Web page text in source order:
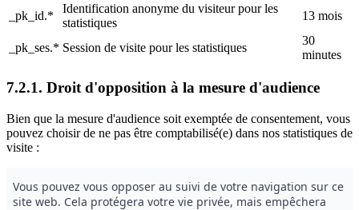
_pk_id.*
Identification anonyme du visiteur pour les
statistiques
13 mois
_pk_ses.* Session de visite pour les statistiques
30
minutes
7.2.1. Droit d'opposition à la mesure d'audience
Bien que la mesure d'audience soit exemptée de consentement, vous
pouvez choisir de ne pas être comptabilisé(e) dans nos statistiques de
visite :